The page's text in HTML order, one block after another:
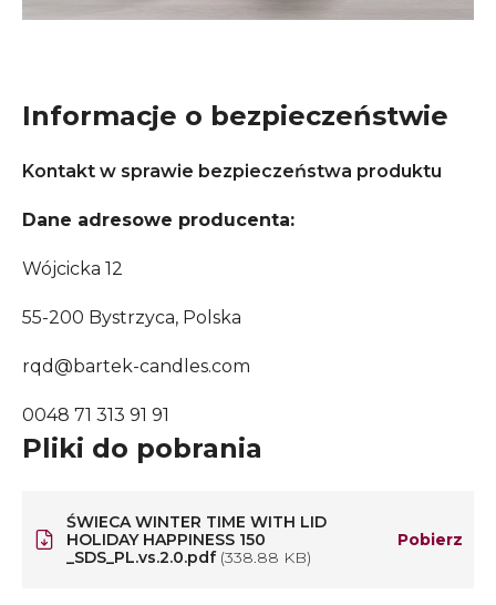
Informacje o bezpieczeństwie
Kontakt w sprawie bezpieczeństwa produktu
Dane adresowe producenta:
Wójcicka 12
55-200 Bystrzyca, Polska
rqd@bartek-candles.com
0048 71 313 91 91
Pliki do pobrania
ŚWIECA WINTER TIME WITH LID
HOLIDAY HAPPINESS 150
_SDS_PL.vs.2.0.pdf (338.88 KB)
Pobierz